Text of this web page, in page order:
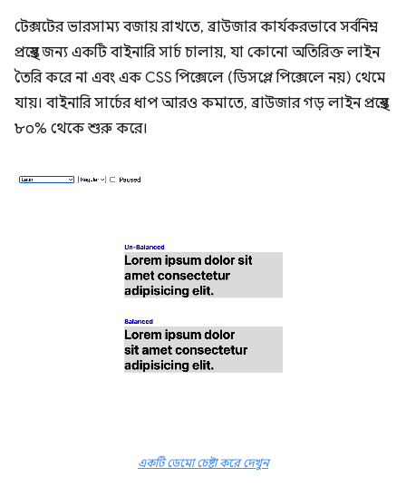
টেক্সটের ভারসাম্য বজায় রাখতে, ব্রাউজার কার্যকরভাবে সর্বনিম্ন
প্রস্থের জন্য একটি বাইনারি সার্চ চালায়, যা কোনো অতিরিক্ত লাইন
তৈরি করে না এবং এক CSS পিক্সেলে (ডিসপ্লে পিক্সেলে নয়) থেমে
যায়। বাইনারি সার্চের ধাপ আরও কমাতে, ব্রাউজার গড় লাইন প্রস্থের
৮০% থেকে শুরু করে।
একটি ডেমো চেষ্টা করে দেখুন